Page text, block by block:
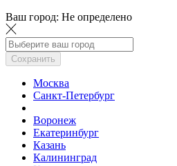
Ваш город: Не определено
Сохранить
Москва
Санкт-Петербург
Воронеж
Екатеринбург
Казань
Калининград